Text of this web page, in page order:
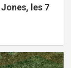
les 7